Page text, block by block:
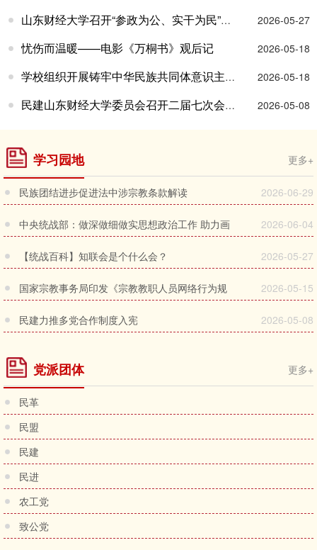
山东财经大学召开“参政为公、实干为民”主题教育推进会
2026-05-27
忧伤而温暖——电影《万桐书》观后记
2026-05-18
学校组织开展铸牢中华民族共同体意识主题观影活动
2026-05-18
民建山东财经大学委员会召开二届七次会议 部署“参政为公、...
2026-05-08
学习园地 更多+
民族团结进步促进法中涉宗教条款解读 2026-06-29
中央统战部：做深做细做实思想政治工作 助力画
好最大...
2026-06-04
【统战百科】知联会是个什么会？ 2026-05-27
国家宗教事务局印发《宗教教职人员网络行为规
范》
2026-05-15
民建力推多党合作制度入宪 2026-05-08
党派团体 更多+
民革
民盟
民建
民进
农工党
致公党